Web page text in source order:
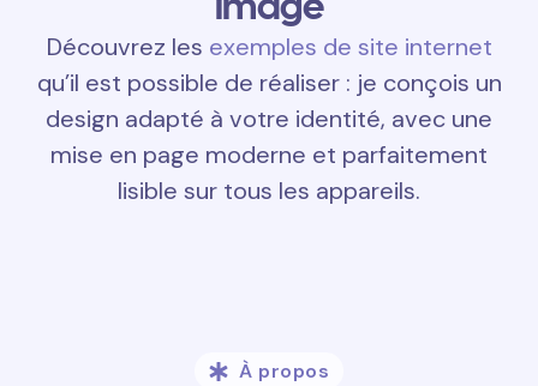
Découvrez les exemples de site internet
qu’il est possible de réaliser : je conçois un
design adapté à votre identité, avec une
mise en page moderne et parfaitement
lisible sur tous les appareils.
À propos